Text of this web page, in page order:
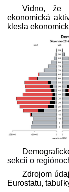
Vidno, že
ekonomická
klesla
sekcii o
Zdrojom
Eurostatu,